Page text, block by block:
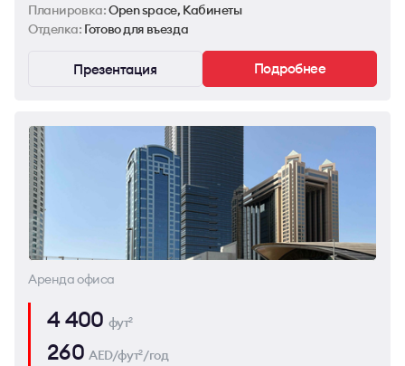
Планировка:Open space, Кабинеты
Отделка: Готово для въезда
Презентация Подробнее
Аренда офиса
4 400 фут2
260AED/фут2/год